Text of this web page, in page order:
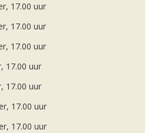
17.00 uur
17.00 uur
17.00 uur
17.00 uur
17.00 uur
17.00 uur
17.00 uur